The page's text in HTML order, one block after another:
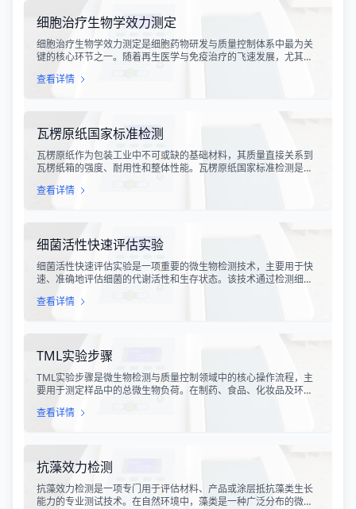
细胞治疗生物学效力测定
细胞治疗生物学效力测定是细胞药物研发与质量控制体系中最为关
键的核心环节之一。随着再生医学与免疫治疗的飞速发展，尤其是
确地评估这些“活细胞药物”的临床治疗潜力，成为了监管部门与制药
查看详情
瓦楞原纸国家标准检测
瓦楞原纸作为包装工业中不可或缺的基础材料，其质量直接关系到
瓦楞纸箱的强度、耐用性和整体性能。瓦楞原纸国家标准检测是依
对瓦楞原纸的各项物理性能指标进行系统化测试和评价的过程。该
查看详情
细菌活性快速评估实验
细菌活性快速评估实验是一项重要的微生物检测技术，主要用于快
速、准确地评估细菌的代谢活性和生存状态。该技术通过检测细菌
细菌活性的定量数据，为环境监测、食品安全、医药研发和工业生
查看详情
TML实验步骤
TML实验步骤是微生物检测与质量控制领域中的核心操作流程，主
要用于测定样品中的总微生物负荷。在制药、食品、化妆品及环境
量、安全性以及生产过程控制水平的关键指标。通过对样品中需氧
查看详情
抗藻效力检测
抗藻效力检测是一项专门用于评估材料、产品或涂层抵抗藻类生长
能力的专业测试技术。在自然环境中，藻类是一种广泛分布的微生